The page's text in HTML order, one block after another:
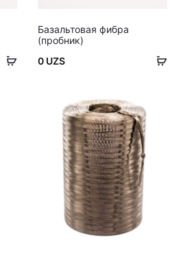
В
В
Базальтовая фибра
(пробник)
0 UZS